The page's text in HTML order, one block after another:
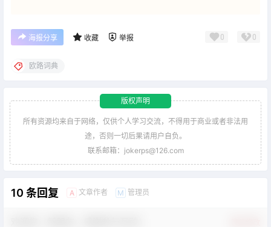
海报分享 收藏 举报 0 0
欧路词典
版权声明
所有资源均来自于网络，仅供个人学习交流，不得用于商业或者非法用
途，否则一切后果请用户自负。
联系邮箱：jokerps@126.com
10 条回复 A 文章作者 M 管理员